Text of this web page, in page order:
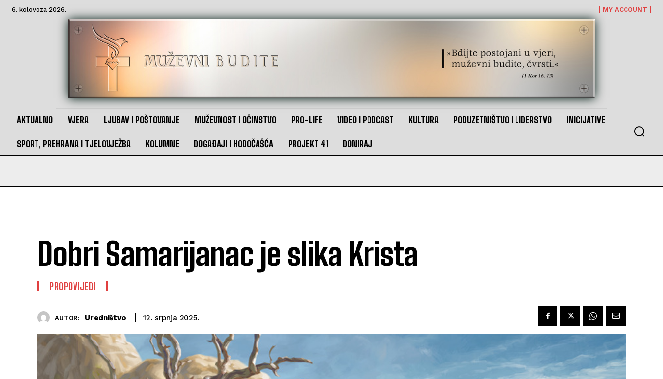
6. kolovoza 2026. MY ACCOUNT
AKTUALNO VJERA LJUBAV I POŠTOVANJE MUŽEVNOST I OČINSTVO PRO-LIFE VIDEO I PODCAST KULTURA PODUZETNIŠTVO I LIDERSTVO INICIJATIVE
SPORT, PREHRANA I TJELOVJEŽBA KOLUMNE DOGAĐAJI I HODOČAŠĆA PROJEKT 41 DONIRAJ
Dobri Samarijanac je slika Krista
PROPOVIJEDI
AUTOR: Uredništvo 12. srpnja 2025.